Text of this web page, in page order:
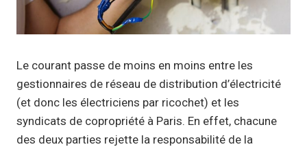
Le courant passe de moins en moins entre les
gestionnaires de réseau de distribution d’électricité
(et donc les électriciens par ricochet) et les
syndicats de copropriété à Paris. En effet, chacune
des deux parties rejette la responsabilité de la